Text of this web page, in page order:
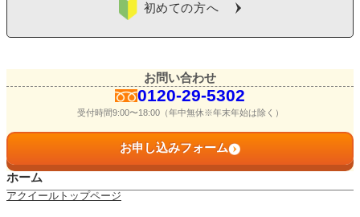
初めての方へ
お問い合わせ
0120-29-5302
受付時間9:00〜18:00（年中無休※年末年始は除く）
お申し込みフォーム
ホーム
アクイールトップページ